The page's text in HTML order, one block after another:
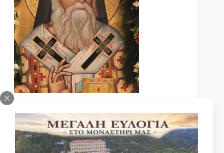
Κατηγοριες